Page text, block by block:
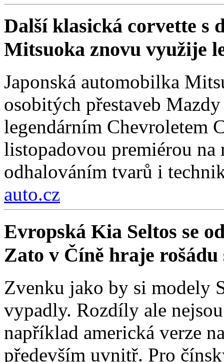
Další klasická corvette s
Mitsuoka znovu využije
Japonská automobilka
osobitých přestaveb
legendárním Chevroletem
listopadovou premiérou
odhalováním tvarů i
auto.cz
Evropská Kia Seltos se
Zato v Číně hraje
Zvenku jako by si modely
vypadly. Rozdíly ale
například americká verze
především uvnitř. Pro